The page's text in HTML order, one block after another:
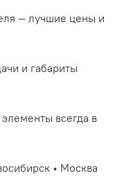
— лучшие цены и
и габариты
всегда в
• Москва